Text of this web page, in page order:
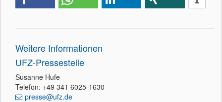
Weitere Informationen
UFZ-Pressestelle
Susanne Hufe
Telefon: +49 341 6025-1630
presse@ufz.de